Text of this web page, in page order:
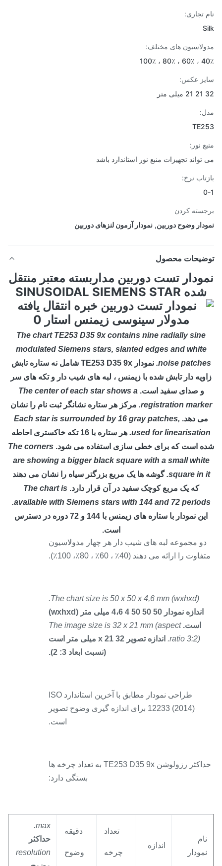
تجاری:
های مختلف:
عکس:
نور:
تجهیزات منبع نور استاندارد باشد
نرخ:
کردن
وضوح دوربین,نمودار آزمون لنزهای دوربین
محصول
تست دوربین مداربسته معتبر منتقل
شده SINUSOIDAL SIEMENS STAR
The chart TE253 D35 9x contains nine radially sine
modulated Siemens stars, slanted edges and white
noise
نمودار TE253 D35 9x شامل نه ستاره تابش
دار تابش شده با زیمنس ، لبه های شیب دار و تکه های سر
و صدای سفید است. The center of each star shows a
registration مرکز هر ستاره نشانگر ثبت نام را نشان
دهد. Each star is surrounded by 16 gray patches,
used for
هر ستاره با 16 تکه خاکستری احاطه
است که برای خطی سازی استفاده می شود. The corners
are showing a bigger black square with a small
square in گوشه ها یک مربع بزرگتر سیاه را نشان می دهند
که یک مربع کوچک سفید در آن قرار دارد.
The chart is
available with Siemens stars with 144 and 72
این نمودار با ستاره های زیمنس با 144 و 72 دوره در دسترس
است.
دو مجموعه لبه های شیب دار هر چهار مدولاسیون
را ارائه می دهند (40٪ ، 60٪ ، 80٪، 100٪).
The chart size is 50 x 50 x 4,6 mm (wxhxd).
اندازه نمودار 50 50 50 4 4،6 میلی متر (wxhxd)
است. The image size is 32 x 21 mm (aspect
ratio 3:2).
اندازه تصویر 32 x 21 میلی متر است
(نسبت ابعاد 3: 2).
طراحی نمودار مطابق با آخرین استاندارد ISO
12233 (2014) برای اندازه گیری وضوح تصویر
است.
حداکثر رزولوشن TE253 D35 9x به تعداد چرخه ها
بستگی دارد:
چرخه
دقیقه
وضوح
حداکثر
resolution